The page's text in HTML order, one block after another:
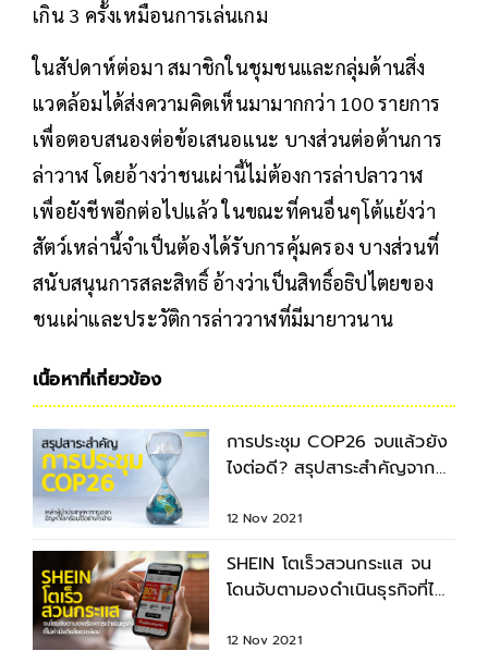
เกิน 3 ครั้งเหมือนการเล่นเกม
ในสัปดาห์ต่อมา สมาชิกในชุมชนและกลุ่มด้านสิ่ง
แวดล้อมได้ส่งความคิดเห็นมามากกว่า 100 รายการ
เพื่อตอบสนองต่อข้อเสนอแนะ บางส่วนต่อต้านการ
ล่าวาฬ โดยอ้างว่าชนเผ่านี้ไม่ต้องการล่าปลาวาฬ
เพื่อยังชีพอีกต่อไปแล้ว ในขณะที่คนอื่นๆโต้แย้งว่า
สัตว์เหล่านี้จำเป็นต้องได้รับการคุ้มครอง บางส่วนที่
สนับสนุนการสละสิทธิ์ อ้างว่าเป็นสิทธิ์อธิปไตยของ
ชนเผ่าและประวัติการล่าววาฬที่มีมายาวนาน
เนื้อหาที่เกี่ยวข้อง
การประชุม COP26 จบแล้วยัง
ไงต่อดี? สรุปสาระสำคัญจาก
12 Nov 2021
SHEIN โตเร็วสวนกระแส จน
โดนจับตามองดำเนินธุรกิจที่ไม่
12 Nov 2021